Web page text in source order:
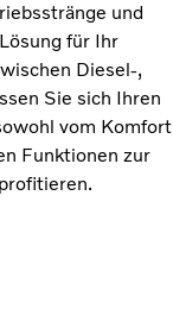
und
für Ihr
Diesel-,
Sie sich Ihren
vom Komfort
Funktionen zur